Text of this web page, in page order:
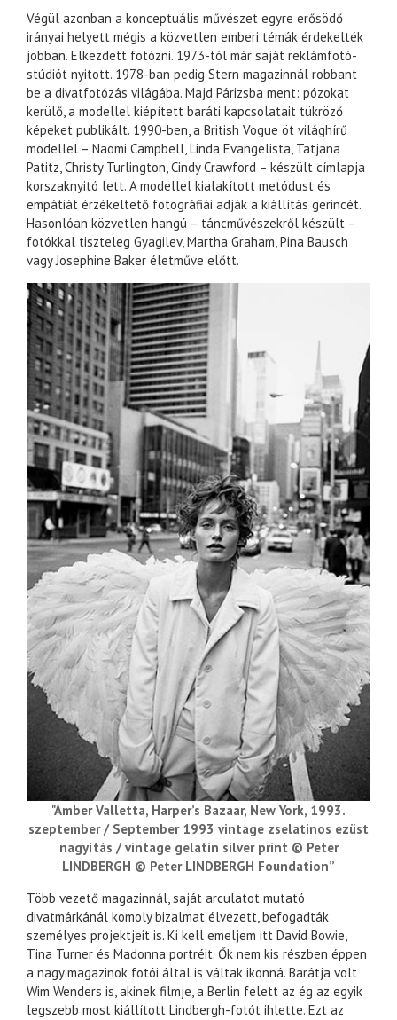
Végül azonban a konceptuális művészet egyre erősödő
irányai helyett mégis a közvetlen emberi témák érdekelték
jobban. Elkezdett fotózni. 1973-tól már saját reklámfotó-
stúdiót nyitott. 1978-ban pedig Stern magazinnál robbant
be a divatfotózás világába. Majd Párizsba ment: pózokat
kerülő, a modellel kiépített baráti kapcsolatait tükröző
képeket publikált. 1990-ben, a British Vogue öt világhírű
modellel – Naomi Campbell, Linda Evangelista, Tatjana
Patitz, Christy Turlington, Cindy Crawford – készült címlapja
korszaknyitó lett. A modellel kialakított metódust és
empátiát érzékeltető fotográfiái adják a kiállítás gerincét.
Hasonlóan közvetlen hangú – táncművészekről készült –
fotókkal tiszteleg Gyagilev, Martha Graham, Pina Bausch
vagy Josephine Baker életműve előtt.
"Amber Valletta, Harper’s Bazaar, New York, 1993.
szeptember / September 1993 vintage zselatinos ezüst
nagyítás / vintage gelatin silver print © Peter
LINDBERGH © Peter LINDBERGH Foundation”
Több vezető magazinnál, saját arculatot mutató
divatmárkánál komoly bizalmat élvezett, befogadták
személyes projektjeit is. Ki kell emeljem itt David Bowie,
Tina Turner és Madonna portréit. Ők nem kis részben éppen
a nagy magazinok fotói által is váltak ikonná. Barátja volt
Wim Wenders is, akinek filmje, a Berlin felett az ég az egyik
legszebb most kiállított Lindbergh-fotót ihlette. Ezt az